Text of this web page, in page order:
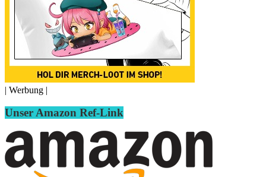
| Werbung |
Unser Amazon Ref-Link